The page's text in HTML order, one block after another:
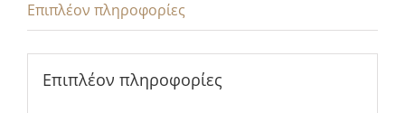
Επιπλέον πληροφορίες
Επιπλέον πληροφορίες